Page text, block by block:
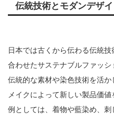
伝統技術とモダンデザ
日本では古くから伝わる伝統
合わせたサステナブルファッシ
伝統的な素材や染色技術を活
メイクによって新しい製品価値
例としては、着物や藍染め、